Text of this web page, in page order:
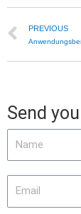
PREVIOUS
Send